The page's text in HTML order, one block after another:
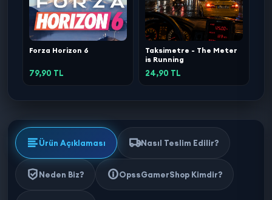
Forza Horizon 6
79,90 TL
Taksimetre - The Meter
is Running
24,90 TL
Ürün Açıklaması Nasıl Teslim Edilir?
Neden Biz? OpssGamerShop Kimdir?